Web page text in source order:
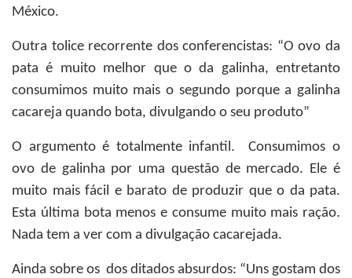
México.
Outra tolice recorrente dos conferencistas: “O ovo da
pata é muito melhor que o da galinha, entretanto
consumimos muito mais o segundo porque a galinha
cacareja quando bota, divulgando o seu produto”
O argumento é totalmente infantil. Consumimos o
ovo de galinha por uma questão de mercado. Ele é
muito mais fácil e barato de produzir que o da pata.
Esta última bota menos e consume muito mais ração.
Nada tem a ver com a divulgação cacarejada.
Ainda sobre os dos ditados absurdos: “Uns gostam dos